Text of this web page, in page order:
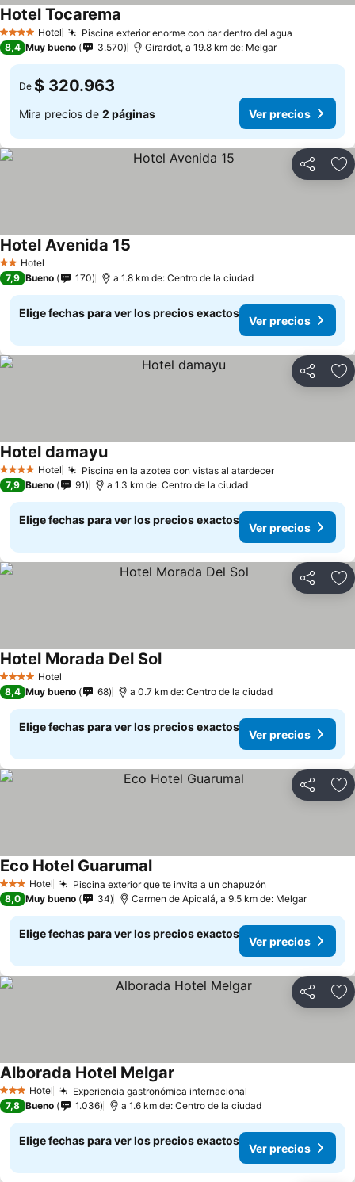
4 EstrellasHotel Piscina exterior enorme con bar dentro del agua
Hotel Tocarema
8,4 Muy bueno 3.570 Girardot, a 19.8 km de: Melgar
De $ 320.963
Mira precios de 2 páginas Ver precios
Compartir
2 Estrellas
Hotel
Hotel Avenida 15
7,9 Bueno 170 a 1.8 km de: Centro de la ciudad
Elige fechas para ver los precios exactos
Ver precios
Compartir
4 EstrellasHotel Piscina en la azotea con vistas al atardecer
Hotel damayu
7,9 Bueno 91 a 1.3 km de: Centro de la ciudad
Elige fechas para ver los precios exactos
Ver precios
Compartir
4 EstrellasHotel
Hotel Morada Del Sol
8,4 Muy bueno 68 a 0.7 km de: Centro de la ciudad
Elige fechas para ver los precios exactos
Ver precios
Compartir
3 Estrellas
Hotel Piscina exterior que te invita a un chapuzón
Eco Hotel Guarumal
8,0 Muy bueno 34 Carmen de Apicalá, a 9.5 km de: Melgar
Elige fechas para ver los precios exactos
Ver precios
Compartir
3 Estrellas
Hotel Experiencia gastronómica internacional
Alborada Hotel Melgar
7,8 Bueno 1.036 a 1.6 km de: Centro de la ciudad
Elige fechas para ver los precios exactos
Ver precios